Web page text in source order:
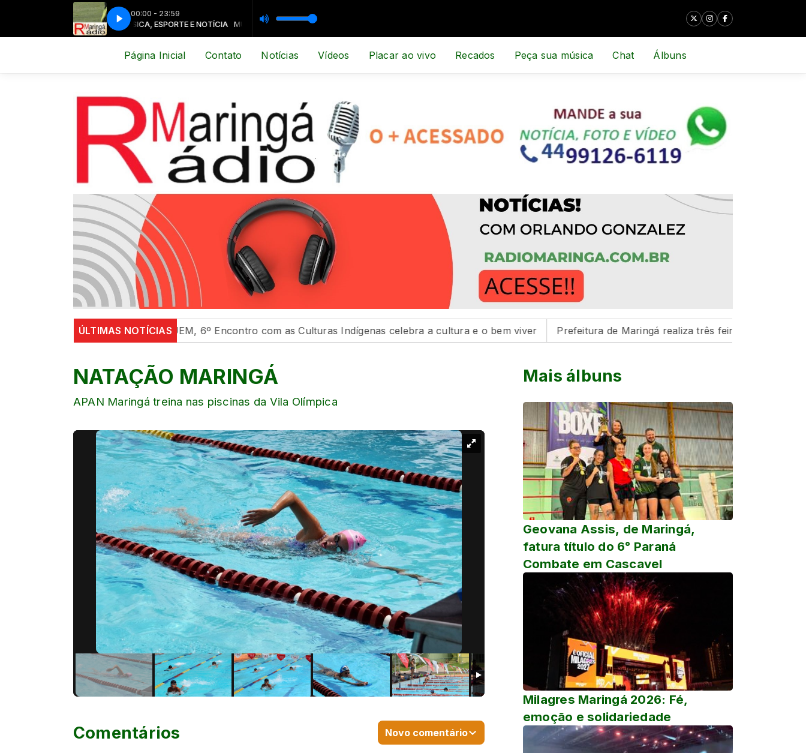
00:00 - 23:59
MÚSICA, ESPORTE E NOTÍCIA MÚSICA, ESPORTE E NOTÍCIA
Página Inicial Contato Notícias Vídeos Placar ao vivo Recados Peça sua música Chat Álbuns
ÚLTIMAS NOTÍCIAS
em universidades Na UEM, 6º Encontro com as Culturas Indígenas celebra a cultura e o bem viver Prefeitura de Maringá realiza três feiras de adoção de animais
NATAÇÃO MARINGÁ
APAN Maringá treina nas piscinas da Vila Olímpica
Mais álbuns
Geovana Assis, de Maringá,
fatura título do 6° Paraná
Combate em Cascavel
Milagres Maringá 2026: Fé,
emoção e solidariedade
Comentários Novo comentário